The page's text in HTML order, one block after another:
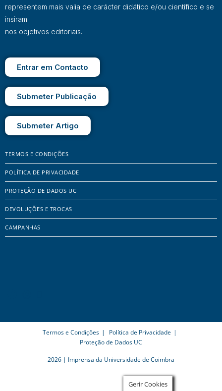
representem mais valia de carácter didático e/ou científico e se
insiram
nos objetivos editoriais.
Entrar em Contacto
Submeter Publicação
Submeter Artigo
TERMOS E CONDIÇÕES
POLÍTICA DE PRIVACIDADE
PROTEÇÃO DE DADOS UC
DEVOLUÇÕES E TROCAS
CAMPANHAS
Termos e Condições
Política de Privacidade
Proteção de Dados UC
2026 | Imprensa da Universidade de Coimbra
Gerir Cookies